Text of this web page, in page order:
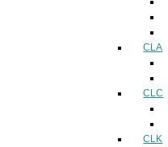
CLA
CLC
CLK